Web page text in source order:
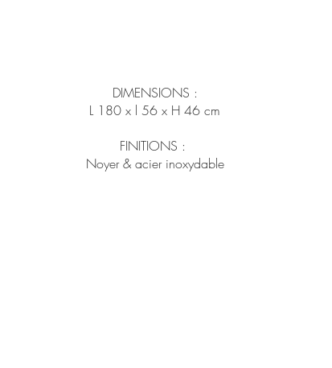
DIMENSIONS :
L 180 x l 56 x H 46 cm
FINITIONS :
Noyer & acier inoxydable